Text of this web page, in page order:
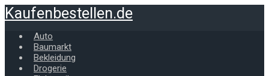
Zum
Hauptinhalt
springen
Kaufenbestellen.de
Auto
Baumarkt
Bekleidung
Drogerie